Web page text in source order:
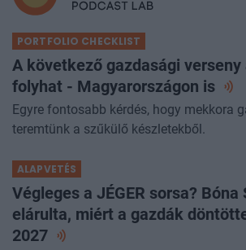
PORTFOLIO CHECKLIST
A következő gazdasági verseny
folyhat - Magyarországon is
Egyre fontosabb kérdés, hogy mekkora
teremtünk a szűkülő készletekből.
ALAPVETÉS
Végleges a JÉGER sorsa? Bóna
elárulta, miért a gazdák
2027